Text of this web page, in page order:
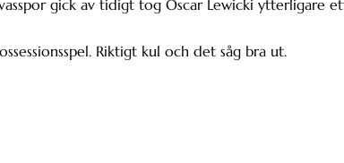
gick av tidigt tog Oscar Lewicki ytterligare
Riktigt kul och det såg bra ut.